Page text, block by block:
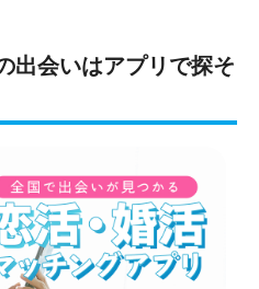
出会いはアプリで探そ